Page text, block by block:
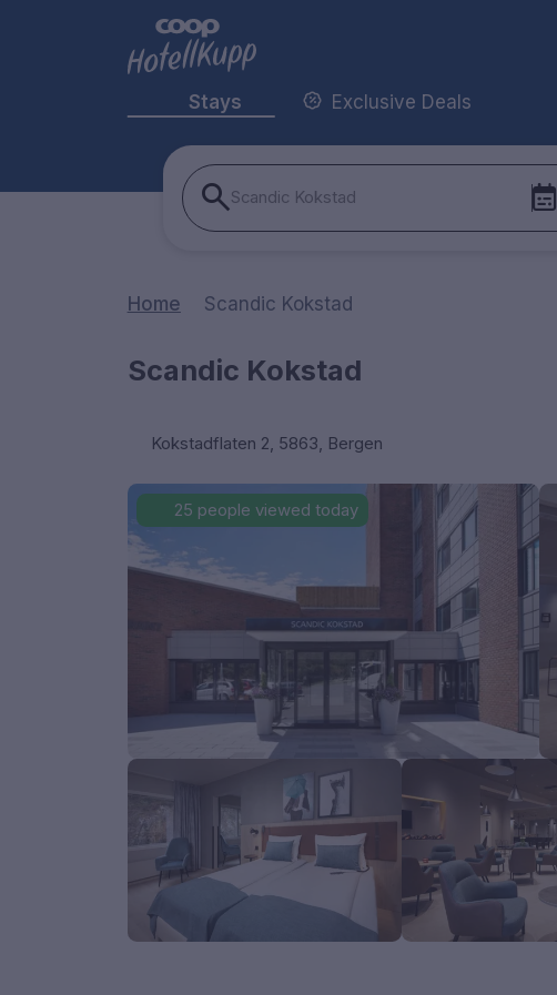
Stays Exclusive Deals
Scandic Kokstad
Home Scandic Kokstad
Scandic Kokstad
Kokstadflaten 2, 5863, Bergen
25 people viewed today